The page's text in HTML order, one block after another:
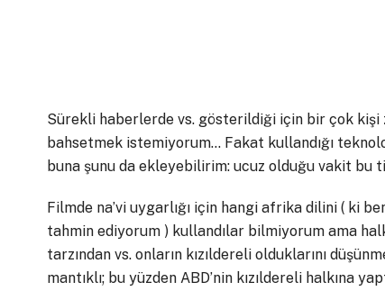
Sürekli haberlerde vs. gösterildiği için bir çok kişi
bahsetmek istemiyorum… Fakat kullandığı
buna şunu da ekleyebilirim: ucuz olduğu vakit
Filmde na’vi uygarlığı için hangi afrika dilini ( ki
tahmin ediyorum ) kullandılar bilmiyorum ama
tarzından vs. onların kızıldereli olduklarını
mantıklı; bu yüzden ABD’nin kızıldereli halkına